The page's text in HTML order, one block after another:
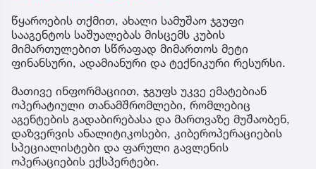
წყაროების თქმით, ახალი სამუშაო ჯგუფი
სააგენტოს საშუალებას მისცემს კუბის
მიმართულებით სწრაფად მიმართოს მეტი
ფინანსური, ადამიანური და ტექნიკური რესურსი.
მათივე ინფორმაციით, ჯგუფს უკვე ემატებიან
ოპერატიული თანამშრომლები, რომლებიც
აგენტების გადაბირებასა და მართვაზე მუშაობენ,
დაზვერვის ანალიტიკოსები, კიბეროპერაციების
სპეციალისტები და ფარული გავლენის
ოპერაციების ექსპერტები.